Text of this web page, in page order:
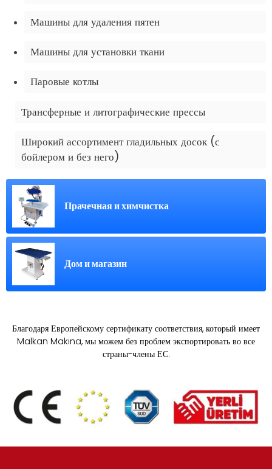
Машины для удаления пятен
Машины для установки ткани
Паровые котлы
Трансферные и литографические прессы
Широкий ассортимент гладильных досок (с
бойлером и без него)
Прачечная и химчистка
Дом и магазин
Благодаря Европейскому сертификату соответствия, который имеет
Malkan Makina, мы можем без проблем экспортировать во все
страны-члены ЕС.